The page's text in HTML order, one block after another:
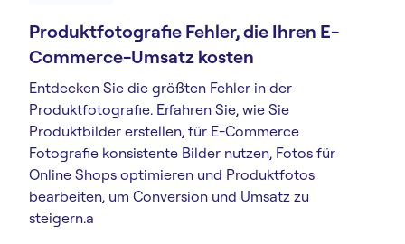
Produktfotografie Fehler, die Ihren E-
Commerce-Umsatz kosten
Entdecken Sie die größten Fehler in der
Produktfotografie. Erfahren Sie, wie Sie
Produktbilder erstellen, für E-Commerce
Fotografie konsistente Bilder nutzen, Fotos für
Online Shops optimieren und Produktfotos
bearbeiten, um Conversion und Umsatz zu
steigern.a